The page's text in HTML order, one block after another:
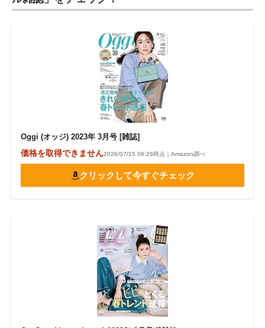
Oggi (オッジ) 2023年 3月号 [雑誌]
価格を取得できません2026/07/15 08:26時点｜Amazon調べ
クリックして今すぐチェック